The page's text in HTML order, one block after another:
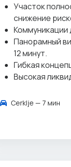
Участок
снижение
Коммуникации
Панорамный
12 минут.
Гибкая
Высокая
Cerklje — 7 мин